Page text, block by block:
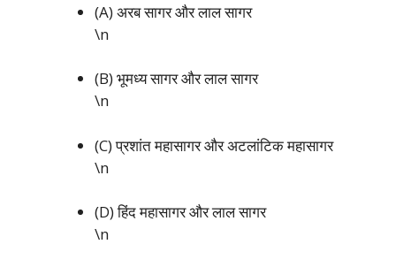
(A) अरब सागर और लाल सागर
\n
(B) भूमध्य सागर और लाल सागर
\n
(C) प्रशांत महासागर और अटलांटिक महासागर
\n
(D) हिंद महासागर और लाल सागर
\n